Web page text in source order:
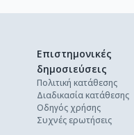
Επιστημονικές
δημοσιεύσεις
Πολιτική κατάθεσης
Διαδικασία κατάθεσης
Οδηγός χρήσης
Συχνές ερωτήσεις